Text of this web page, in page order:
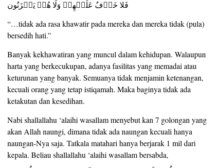
فَلا خَوۡفٌ عَلَيۡهِمۡ وَلَا هُمۡ يَحۡزَنُون
“…tidak ada rasa khawatir pada mereka dan mereka tidak (pula)
bersedih hati.”
Banyak kekhawatiran yang muncul dalam kehidupan. Walaupun
harta yang berkecukupan, adanya fasilitas yang memadai atau
keturunan yang banyak. Semuanya tidak menjamin ketenangan,
kecuali orang yang tetap istiqamah. Maka baginya tidak ada
ketakutan dan kesedihan.
Nabi shallallahu ‘alaihi wasallam menyebut kan 7 golongan yang
akan Allah naungi, dimana tidak ada naungan kecuali hanya
naungan-Nya saja. Tatkala matahari hanya berjarak 1 mil dari
kepala. Beliau shallallahu ‘alaihi wasallam bersabda,